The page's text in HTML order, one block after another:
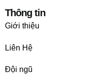
Thông tin
Giới thiệu
Liên Hệ
Đội ngũ